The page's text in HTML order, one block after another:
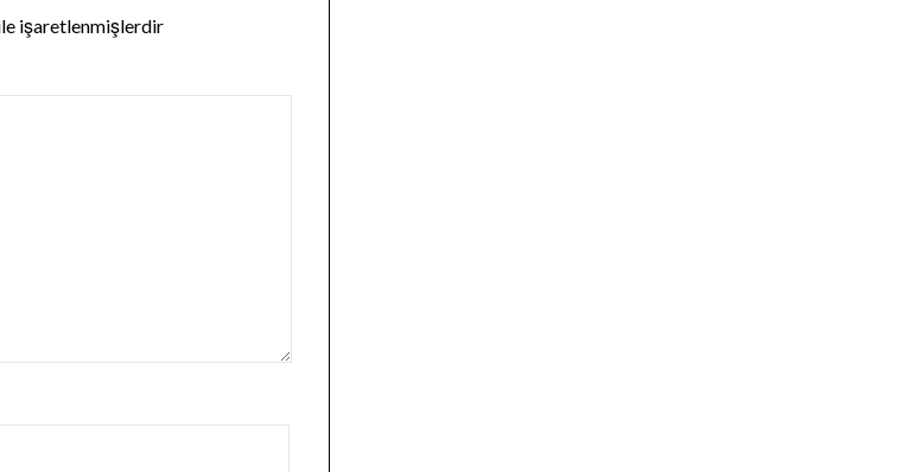
işaretlenmişlerdir